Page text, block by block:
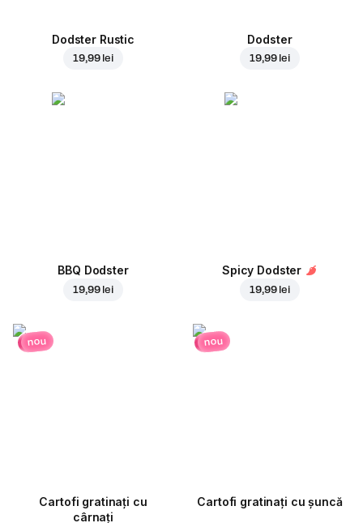
Dodster Rustic
19,99 lei
Dodster
19,99 lei
BBQ Dodster
19,99 lei
Spicy Dodster
19,99 lei
nou
Cartofi gratinați cu
cârnați
nou
Cartofi gratinați cu șuncă